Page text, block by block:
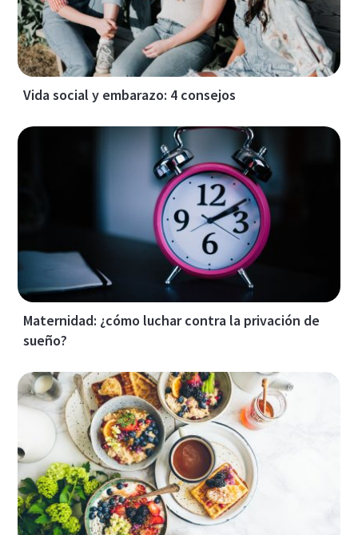
Vida social y embarazo: 4 consejos
Maternidad: ¿cómo luchar contra la privación de
sueño?